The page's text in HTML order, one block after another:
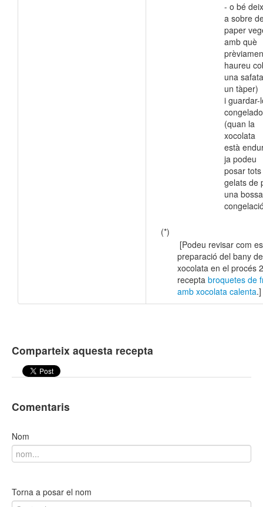
- o bé
a sobre
paper
amb què
haureu
una
un tàper)
i guardar-
(quan la
xocolata
està
ja podeu
posar tots
gelats de
una
(*)
[Podeu revisar com
preparació del bany de
xocolata en el procés
recepta broquetes de
amb xocolata calenta.]
Comparteix aquesta recepta
Comentaris
Nom
Torna a posar el nom